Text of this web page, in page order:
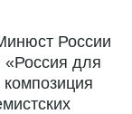
России
«Россия для